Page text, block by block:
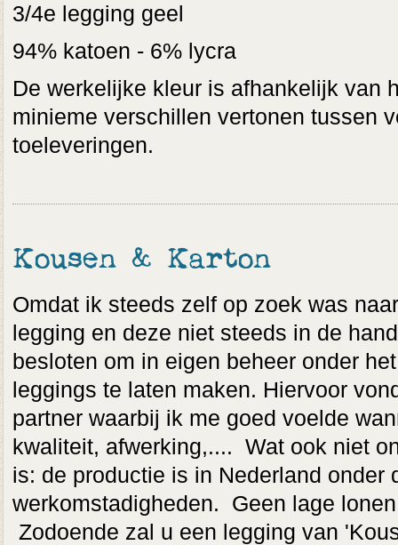
3/4e legging geel
94% katoen - 6% lycra
De werkelijke kleur is afhankelijk van
minieme verschillen vertonen tussen
toeleveringen.
Kousen & Karton
Omdat ik steeds zelf op zoek was
legging en deze niet steeds in de
besloten om in eigen beheer onder
leggings te laten maken. Hiervoor
partner waarbij ik me goed voelde
kwaliteit, afwerking,.... Wat ook niet
is: de productie is in Nederland onder
werkomstadigheden. Geen lage
Zodoende zal u een legging van